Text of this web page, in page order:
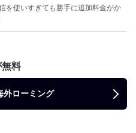
を使いすぎても勝手に追加料金がか
料
外ローミング